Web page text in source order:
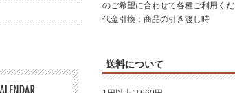
のご希望に合わせて各種ご利用くだ
代金引換：商品の引き渡し時
送料について